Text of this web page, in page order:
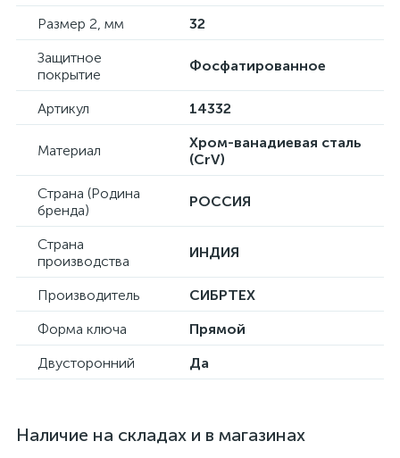
Размер 2, мм
32
Защитное
покрытие
Фосфатированное
Артикул 14332
Материал
Хром-ванадиевая сталь
(CrV)
Страна (Родина
бренда)
РОССИЯ
Страна
производства
ИНДИЯ
Производитель
СИБРТЕХ
Форма ключа
Прямой
Двусторонний
Да
Наличие на складах и в магазинах